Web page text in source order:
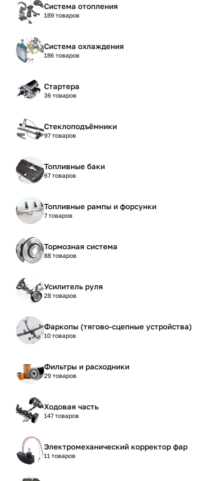
Система отопления
189 товаров
Система охлаждения
186 товаров
Стартера
36 товаров
Стеклоподъёмники
97 товаров
Топливные баки
67 товаров
Топливные рампы и форсунки
7 товаров
Тормозная система
88 товаров
Усилитель руля
28 товаров
Фаркопы (тягово-сцепные устройства)
10 товаров
Фильтры и расходники
29 товаров
Ходовая часть
147 товаров
Электромеханический корректор фар
11 товаров